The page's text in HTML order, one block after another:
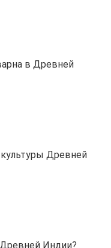
в Древней
Древней
Индии?